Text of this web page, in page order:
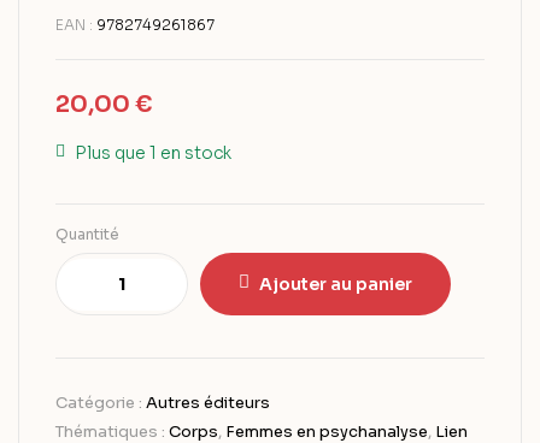
EAN : 9782749261867
20,00 €
Plus que 1 en stock
Quantité
Ajouter au panier
Catégorie : Autres éditeurs
Thématiques : Corps, Femmes en psychanalyse, Lien